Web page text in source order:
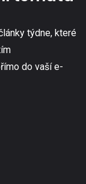
týdne, které
do vaší e-